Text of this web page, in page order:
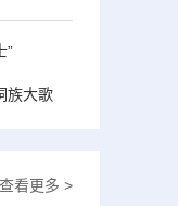
”
族大歌
查看更多 >